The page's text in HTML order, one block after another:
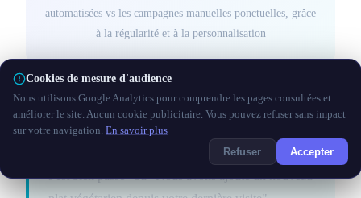
automatisées vs les campagnes manuelles ponctuelles, grâce
à la régularité et à la personnalisation
Astuce AutomateIA : La clé de la communication
automatisée CHR est la personnalisation. Un email
qui mentionne "On espère que votre anniversaire
s'est bien passé" ou "Nous avons ajouté un nouveau
Cookies de mesure d'audience
Nous utilisons Google Analytics pour comprendre les pages consultées et
améliorer le site. Aucun cookie publicitaire. Vous pouvez refuser sans impact
sur votre navigation. En savoir plus
Refuser Accepter